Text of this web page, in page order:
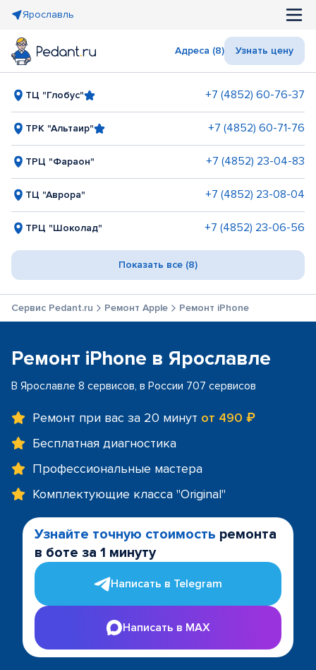
Ярославль
Адреса (8) Узнать цену
ТЦ "Глобус" +7 (4852) 60-76-37
ТРК "Альтаир" +7 (4852) 60-71-76
ТРЦ "Фараон" +7 (4852) 23-04-83
ТЦ "Аврора" +7 (4852) 23-08-04
ТРЦ "Шоколад" +7 (4852) 23-06-56
Показать все (8)
Сервис Pedant.ru Ремонт Apple Ремонт iPhone
Ремонт iPhone в Ярославле
В Ярославле 8 сервисов, в России 707 сервисов
Ремонт при вас за 20 минут от 490 ₽
Бесплатная диагностика
Профессиональные мастера
Комплектующие класса "Original"
Узнайте точную стоимость ремонта
в боте за 1 минуту
Написать в Telegram
Написать в MAX